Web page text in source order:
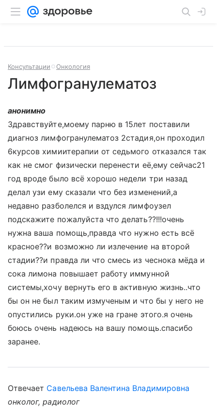
Консультации Онкология
Лимфогранулематоз
анонимно
Здравствуйте,моему парню в 15лет поставили
диагноз лимфогранулематоз 2стадия,он проходил
6курсов химиитерапии от седьмого отказался так
как не смог физически перенести её,ему сейчас21
год вроде было всё хорошо недели три назад
делал узи ему сказали что без изменений,а
недавно разболелся и вздулся лимфоузел
подскажите пожалуйста что делать??!!!очень
нужна ваша помощь,правда что нужно есть всё
красное??и возможно ли излечение на второй
стадии??и правда ли что смесь из чеснока мёда и
сока лимона повышает работу иммунной
системы,хочу вернуть его в активную жизнь..что
бы он не был таким измученым и что бы у него не
опустились руки.он уже на гране этого.я очень
боюсь очень надеюсь на вашу помощь.спасибо
заранее.
Отвечает Савельева Валентина Владимировна
онколог, радиолог